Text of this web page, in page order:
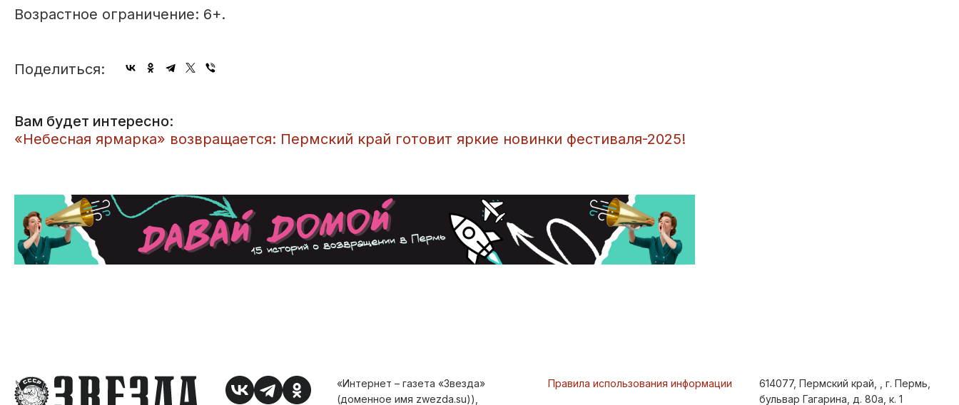
Возрастное ограничение: 6+.
Поделиться:
Вам будет интересно:
«Небесная ярмарка» возвращается: Пермский край готовит яркие новинки фестиваля-2025!
«Интернет – газета «Звезда»
(доменное имя zwezda.su)),
Правила использования информации
614077, Пермский край, , г. Пермь,
бульвар Гагарина, д. 80а, к. 1